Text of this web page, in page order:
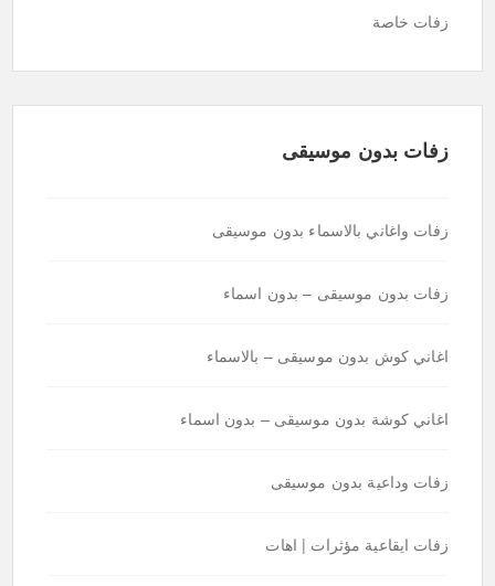
زفات خاصة
زفات بدون موسيقى
زفات واغاني بالاسماء بدون موسيقى
زفات بدون موسيقى – بدون اسماء
اغاني كوش بدون موسيقى – بالاسماء
اغاني كوشة بدون موسيقى – بدون اسماء
زفات وداعية بدون موسيقى
زفات ايقاعية مؤثرات | اهات